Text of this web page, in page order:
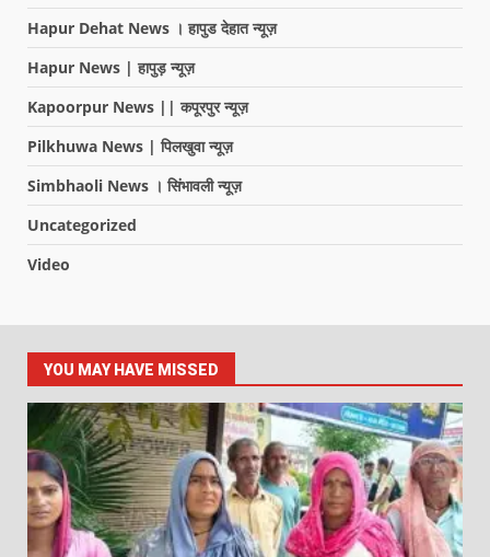
Hapur Dehat News । हापुड देहात न्यूज़
Hapur News | हापुड़ न्यूज़
Kapoorpur News || कपूरपुर न्यूज़
Pilkhuwa News | पिलखुवा न्यूज़
Simbhaoli News । सिंभावली न्यूज़
Uncategorized
Video
YOU MAY HAVE MISSED